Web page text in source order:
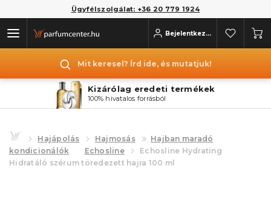
Ügyfélszolgálat: +36 20 779 1924
Bejelentkezés
Mit keresel? Írd ide, és mutatjuk!
Kizárólag eredeti termékek
100% hivatalos forrásból
Hajápolás Hajmosás
Hajban maradó
kondicionálók
Echosline
Echosline Hydrating
Hidratáló szérum töredezett hajra 100 ml